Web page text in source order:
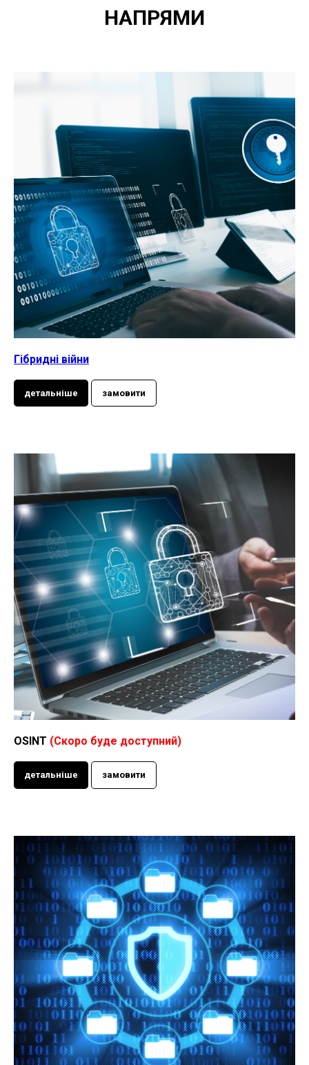
НАПРЯМИ
Гібридні війни
детальніше замовити
OSINT (Скоро буде доступний)
детальніше замовити